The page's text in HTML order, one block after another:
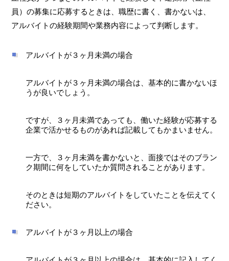
員）の募集に応募するときは、職歴に書く、書かないは、
アルバイトの経験期間や業務内容によって判断します。
アルバイトが３ヶ月未満の場合
アルバイトが３ヶ月未満の場合は、基本的に書かないほ
うが良いでしょう。
ですが、３ヶ月未満であっても、働いた経験が応募する
企業で活かせるものがあれば記載してもかまいません。
一方で、３ヶ月未満を書かないと、面接ではそのブラン
ク期間に何をしていたか質問されることがあります。
そのときは短期のアルバイトをしていたことを伝えてく
ださい。
アルバイトが３ヶ月以上の場合